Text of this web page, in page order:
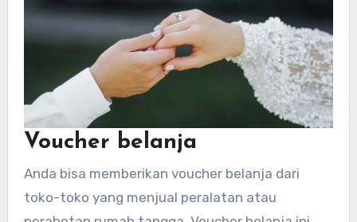
Voucher belanja
Anda bisa memberikan voucher belanja dari
toko-toko yang menjual peralatan atau